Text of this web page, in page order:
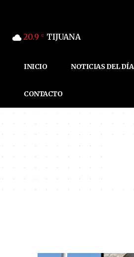
20.9 C TIJUANA
INICIO NOTICIAS DEL DÍA
CONTACTO